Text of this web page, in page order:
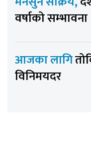
वर्षाको सम्भावना
आजका लागि
विनिमयदर